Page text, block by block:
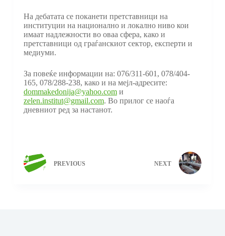
На дебатата се поканети претставници на
институции на национално и локално ниво кои
имаат надлежности во оваа сфера, како и
претставници од граѓанскиот сектор, експерти и
медиуми.
За повеќе информации на: 076/311-601, 078/404-
165, 078/288-238, како и на мејл-адресите:
dommakedonija@yahoo.comи
zelen.institut@gmail.com. Во прилог се наоѓа
дневниот ред за настанот.
PREVIOUS NEXT